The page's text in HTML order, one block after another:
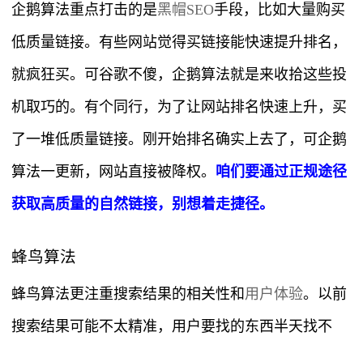
企鹅算法重点打击的是黑帽SEO手段，比如大量购买
低质量链接。有些网站觉得买链接能快速提升排名，
就疯狂买。可谷歌不傻，企鹅算法就是来收拾这些投
机取巧的。有个同行，为了让网站排名快速上升，买
了一堆低质量链接。刚开始排名确实上去了，可企鹅
算法一更新，网站直接被降权。 咱们要通过正规途径
获取高质量的自然链接，别想着走捷径。
蜂鸟算法
蜂鸟算法更注重搜索结果的相关性和 用户体验。以前
搜索结果可能不太精准，用户要找的东西半天找不